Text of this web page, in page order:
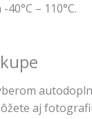
– 110°C.
aj